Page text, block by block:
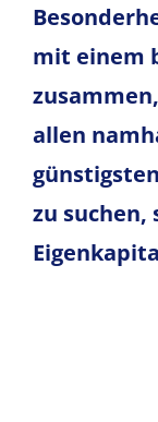
mit einem
allen
zu suchen,